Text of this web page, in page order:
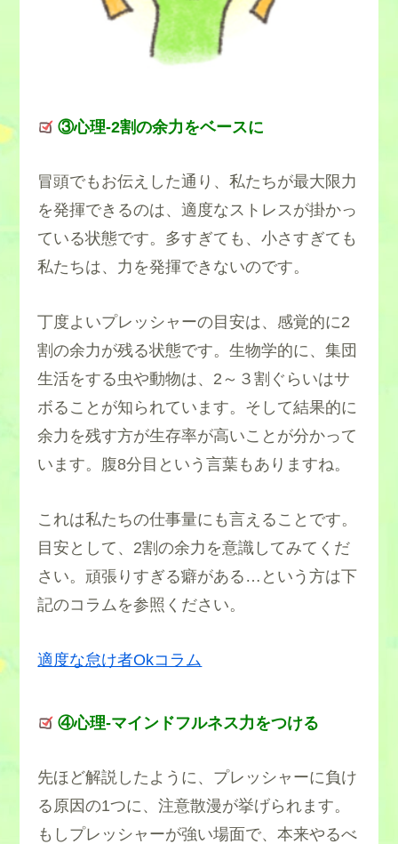
③心理-2割の余力をベースに
冒頭でもお伝えした通り、私たちが最大限力
を発揮できるのは、適度なストレスが掛かっ
ている状態です。多すぎても、小さすぎても
私たちは、力を発揮できないのです。
丁度よいプレッシャーの目安は、感覚的に2
割の余力が残る状態です。生物学的に、集団
生活をする虫や動物は、2～３割ぐらいはサ
ボることが知られています。そして結果的に
余力を残す方が生存率が高いことが分かって
います。腹8分目という言葉もありますね。
これは私たちの仕事量にも言えることです。
目安として、2割の余力を意識してみてくだ
さい。頑張りすぎる癖がある…という方は下
記のコラムを参照ください。
適度な怠け者Okコラム
④心理-マインドフルネス力をつける
先ほど解説したように、プレッシャーに負け
る原因の1つに、注意散漫が挙げられます。
もしプレッシャーが強い場面で、本来やるべ